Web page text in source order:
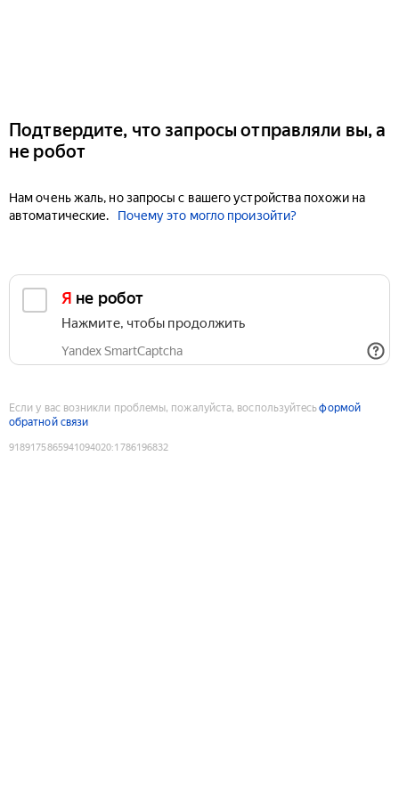
Подтвердите, что запросы отправляли вы, а
не робот
Нам очень жаль, но запросы с вашего устройства похожи на
автоматические.
Почему это могло произойти?
Я не робот
Нажмите, чтобы продолжить
Yandex SmartCaptcha
Если у вас возникли проблемы, пожалуйста, воспользуйтесьформой
обратной связи
9189175865941094020:1786196832